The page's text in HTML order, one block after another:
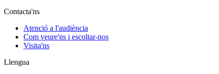
Contacta'ns
Atenció a l'audiència
Com veure'ns i escoltar-nos
Visita'ns
Llengua